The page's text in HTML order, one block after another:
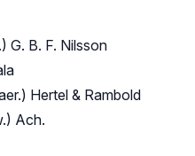
G. B. F. Nilsson
Hertel & Rambold
Ach.